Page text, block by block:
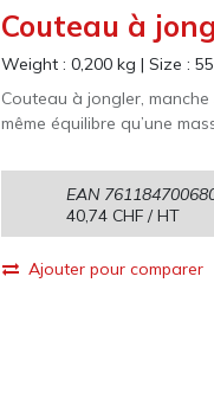
Couteau à
Weight : 0,200kg | Size :
Couteau à jongler,
même équilibre qu’une
40,74CHF/ HT
EAN
Ajouter pour comparer